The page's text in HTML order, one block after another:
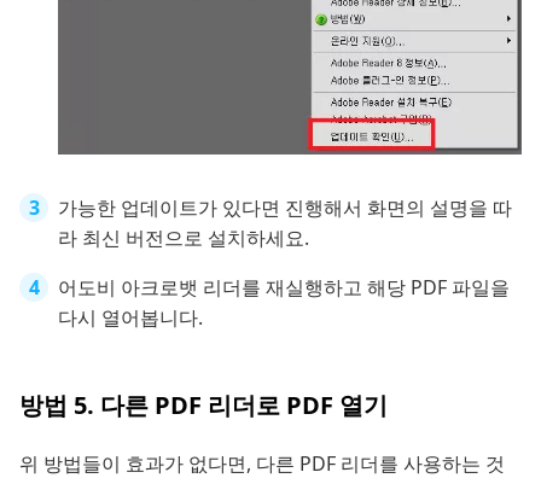
가능한 업데이트가 있다면 진행해서 화면의 설명을 따
라 최신 버전으로 설치하세요.
어도비 아크로뱃 리더를 재실행하고 해당 PDF 파일을
다시 열어봅니다.
방법 5. 다른 PDF 리더로 PDF 열기
위 방법들이 효과가 없다면, 다른 PDF 리더를 사용하는 것